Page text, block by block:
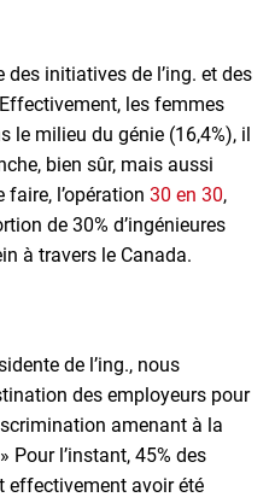
des initiatives de l’ing. et des
les femmes
le milieu du génie (16,4%), il
bien sûr, mais aussi
l’opération 30 en 30,
de 30% d’ingénieures
à travers le Canada.
de l’ing., nous
des employeurs pour
amenant à la
Pour l’instant, 45% des
effectivement avoir été